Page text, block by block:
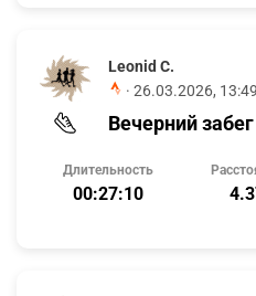
Leonid C.
· 26.03.2026, 13:49
Вечерний забег
Длительность
00:27:10